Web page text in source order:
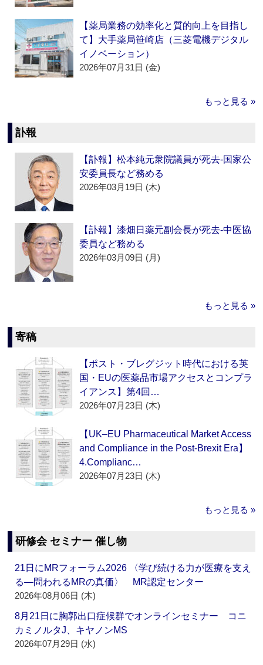
【薬局業務の効率化と質的向上を目指し
て】大手薬局笹崎店（三菱電機デジタル
イノベーション）
2026年07月31日 (金)
もっと見る »
訃報
【訃報】松本純元衆院議員が死去‐国家公
安委員長など務める
2026年03月19日 (木)
【訃報】漆畑日薬元副会長が死去‐中医協
委員など務める
2026年03月09日 (月)
もっと見る »
寄稿
【ポスト・ブレグジット時代における英
国・EUの医薬品市場アクセスとコンプラ
イアンス】第4回…
2026年07月23日 (木)
【UK–EU Pharmaceutical Market Access
and Compliance in the Post-Brexit Era】
4.Complianc…
2026年07月23日 (木)
もっと見る »
研修会 セミナー 催し物
21日にMRフォーラム2026 〈学び続ける力が医療を支え
る―問われるMRの真価〉 MR認定センター
2026年08月06日 (木)
8月21日に胸郭出口症候群でオンラインセミナー コニ
カミノルタJ、キヤノンMS
2026年07月29日 (水)